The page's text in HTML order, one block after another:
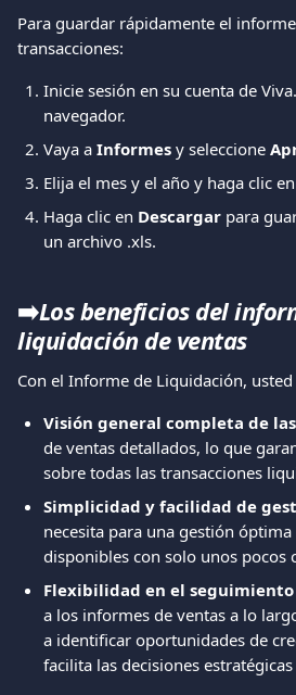
Para guardar rápidamente el
transacciones:
Inicie sesión en su cuenta de
navegador.
Vaya a Informes y seleccione
Elija el mes y el año y haga clic en
Haga clic en Descargar para
un archivo .xls.
➡️Los beneficios del
liquidación de ventas
Con el Informe de Liquidación, usted
Visión general completa de
de ventas detallados, lo que
sobre todas las transacciones
Simplicidad y facilidad de
necesita para una gestión óptima
disponibles con solo unos pocos
Flexibilidad en el seguimiento
a los informes de ventas a lo
a identificar oportunidades de
facilita las decisiones